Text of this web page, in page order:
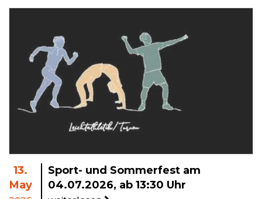
13.
May
Sport- und Sommerfest am
04.07.2026, ab 13:30 Uhr